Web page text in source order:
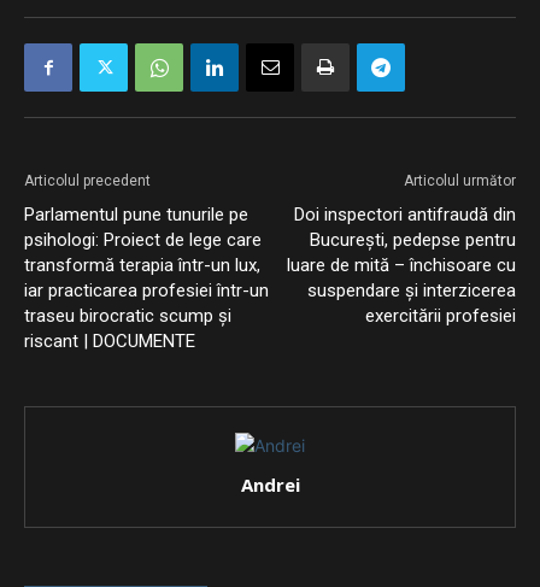
Articolul precedent
Parlamentul pune tunurile pe
psihologi: Proiect de lege care
transformă terapia într-un lux,
iar practicarea profesiei într-un
traseu birocratic scump și
riscant | DOCUMENTE
Articolul următor
Doi inspectori antifraudă din
București, pedepse pentru
luare de mită – închisoare cu
suspendare și interzicerea
exercitării profesiei
Andrei